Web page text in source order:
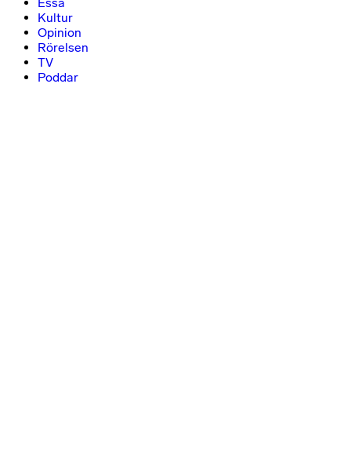
Kultur
Opinion
Rörelsen
TV
Poddar